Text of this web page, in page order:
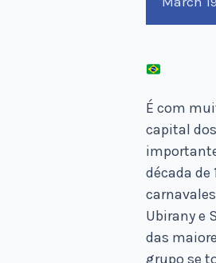
É com
capital
década
Ubirany e
das
grupo se